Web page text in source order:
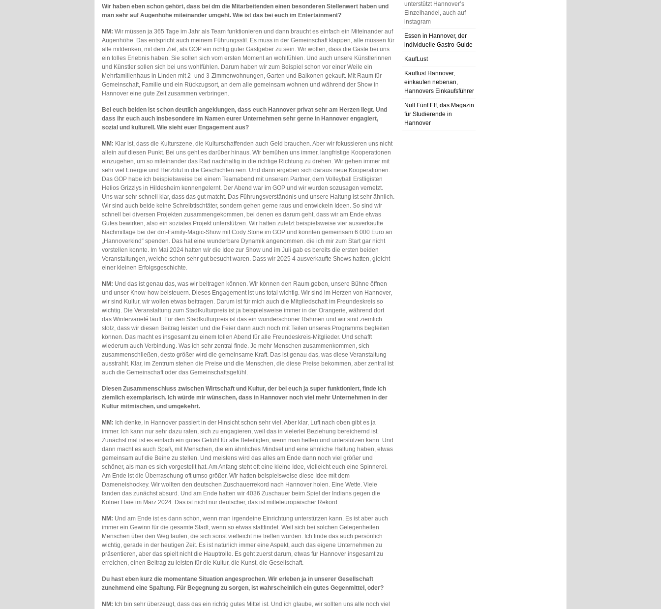
Wir haben eben schon gehört, dass bei dm die Mitarbeitenden einen besonderen Stellenwert haben und
man sehr auf Augenhöhe miteinander umgeht. Wie ist das bei euch im Entertainment?
NM: Wir müssen ja 365 Tage im Jahr als Team funktionieren und dann braucht es einfach ein Miteinander auf
Augenhöhe. Das entspricht auch meinem Führungsstil. Es muss in der Gemeinschaft klappen, alle müssen für
alle mitdenken, mit dem Ziel, als GOP ein richtig guter Gastgeber zu sein. Wir wollen, dass die Gäste bei uns
ein tolles Erlebnis haben. Sie sollen sich vom ersten Moment an wohlfühlen. Und auch unsere Künstlerinnen
und Künstler sollen sich bei uns wohlfühlen. Darum haben wir zum Beispiel schon vor einer Weile ein
Mehrfamilienhaus in Linden mit 2- und 3-Zimmerwohnungen, Garten und Balkonen gekauft. Mit Raum für
Gemeinschaft, Familie und ein Rückzugsort, an dem alle gemeinsam wohnen und während der Show in
Hannover eine gute Zeit zusammen verbringen.
Bei euch beiden ist schon deutlich angeklungen, dass euch Hannover privat sehr am Herzen liegt. Und
dass ihr euch auch insbesondere im Namen eurer Unternehmen sehr gerne in Hannover engagiert,
sozial und kulturell. Wie sieht euer Engagement aus?
MM: Klar ist, dass die Kulturszene, die Kulturschaffenden auch Geld brauchen. Aber wir fokussieren uns nicht
allein auf diesen Punkt. Bei uns geht es darüber hinaus. Wir bemühen uns immer, langfristige Kooperationen
einzugehen, um so miteinander das Rad nachhaltig in die richtige Richtung zu drehen. Wir gehen immer mit
sehr viel Energie und Herzblut in die Geschichten rein. Und dann ergeben sich daraus neue Kooperationen.
Das GOP habe ich beispielsweise bei einem Teamabend mit unserem Partner, dem Volleyball Erstligisten
Helios Grizzlys in Hildesheim kennengelernt. Der Abend war im GOP und wir wurden sozusagen vernetzt.
Uns war sehr schnell klar, dass das gut matcht. Das Führungsverständnis und unsere Haltung ist sehr ähnlich.
Wir sind auch beide keine Schreibtischtäter, sondern gehen gerne raus und entwickeln Ideen. So sind wir
schnell bei diversen Projekten zusammengekommen, bei denen es darum geht, dass wir am Ende etwas
Gutes bewirken, also ein soziales Projekt unterstützen. Wir hatten zuletzt beispielsweise vier ausverkaufte
Nachmittage bei der dm-Family-Magic-Show mit Cody Stone im GOP und konnten gemeinsam 6.000 Euro an
„Hannoverkind“ spenden. Das hat eine wunderbare Dynamik angenommen. die ich mir zum Start gar nicht
vorstellen konnte. Im Mai 2024 hatten wir die Idee zur Show und im Juli gab es bereits die ersten beiden
Veranstaltungen, welche schon sehr gut besucht waren. Dass wir 2025 4 ausverkaufte Shows hatten, gleicht
einer kleinen Erfolgsgeschichte.
NM: Und das ist genau das, was wir beitragen können. Wir können den Raum geben, unsere Bühne öffnen
und unser Know-how beisteuern. Dieses Engagement ist uns total wichtig. Wir sind im Herzen von Hannover,
wir sind Kultur, wir wollen etwas beitragen. Darum ist für mich auch die Mitgliedschaft im Freundeskreis so
wichtig. Die Veranstaltung zum Stadtkulturpreis ist ja beispielsweise immer in der Orangerie, während dort
das Wintervarieté läuft. Für den Stadtkulturpreis ist das ein wunderschöner Rahmen und wir sind ziemlich
stolz, dass wir diesen Beitrag leisten und die Feier dann auch noch mit Teilen unseres Programms begleiten
können. Das macht es insgesamt zu einem tollen Abend für alle Freundeskreis-Mitglieder. Und schafft
wiederum auch Verbindung. Was ich sehr zentral finde. Je mehr Menschen zusammenkommen, sich
zusammenschließen, desto größer wird die gemeinsame Kraft. Das ist genau das, was diese Veranstaltung
ausstrahlt. Klar, im Zentrum stehen die Preise und die Menschen, die diese Preise bekommen, aber zentral ist
auch die Gemeinschaft oder das Gemeinschaftsgefühl.
Diesen Zusammenschluss zwischen Wirtschaft und Kultur, der bei euch ja super funktioniert, finde ich
ziemlich exemplarisch. Ich würde mir wünschen, dass in Hannover noch viel mehr Unternehmen in der
Kultur mitmischen, und umgekehrt.
MM: Ich denke, in Hannover passiert in der Hinsicht schon sehr viel. Aber klar, Luft nach oben gibt es ja
immer. Ich kann nur sehr dazu raten, sich zu engagieren, weil das in vielerlei Beziehung bereichernd ist.
Zunächst mal ist es einfach ein gutes Gefühl für alle Beteiligten, wenn man helfen und unterstützen kann. Und
dann macht es auch Spaß, mit Menschen, die ein ähnliches Mindset und eine ähnliche Haltung haben, etwas
gemeinsam auf die Beine zu stellen. Und meistens wird das alles am Ende dann noch viel größer und
schöner, als man es sich vorgestellt hat. Am Anfang steht oft eine kleine Idee, vielleicht euch eine Spinnerei.
Am Ende ist die Überraschung oft umso größer. Wir hatten beispielsweise diese Idee mit dem
Dameneishockey. Wir wollten den deutschen Zuschauerrekord nach Hannover holen. Eine Wette. Viele
fanden das zunächst absurd. Und am Ende hatten wir 4036 Zuschauer beim Spiel der Indians gegen die
Kölner Haie im März 2024. Das ist nicht nur deutscher, das ist mitteleuropäischer Rekord.
NM: Und am Ende ist es dann schön, wenn man irgendeine Einrichtung unterstützen kann. Es ist aber auch
immer ein Gewinn für die gesamte Stadt, wenn so etwas stattfindet. Weil sich bei solchen Gelegenheiten
Menschen über den Weg laufen, die sich sonst vielleicht nie treffen würden. Ich finde das auch persönlich
wichtig, gerade in der heutigen Zeit. Es ist natürlich immer eine Aspekt, auch das eigene Unternehmen zu
präsentieren, aber das spielt nicht die Hauptrolle. Es geht zuerst darum, etwas für Hannover insgesamt zu
erreichen, einen Beitrag zu leisten für die Kultur, die Kunst, die Gesellschaft.
Du hast eben kurz die momentane Situation angesprochen. Wir erleben ja in unserer Gesellschaft
zunehmend eine Spaltung. Für Begegnung zu sorgen, ist wahrscheinlich ein gutes Gegenmittel, oder?
NM: Ich bin sehr überzeugt, dass das ein richtig gutes Mittel ist. Und ich glaube, wir sollten uns alle noch viel
unterstützt Hannover’s
Einzelhandel, auch auf
instagram
Essen in Hannover, der
individuelle Gastro-Guide
KaufLust
Kauflust Hannover,
einkaufen nebenan,
Hannovers Einkaufsführer
Null Fünf Elf, das Magazin
für Studierende in
Hannover